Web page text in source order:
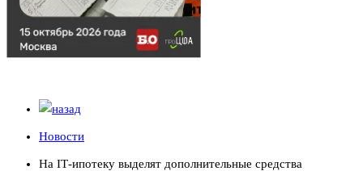
Новости
На IТ-ипотеку выделят дополнительные средства